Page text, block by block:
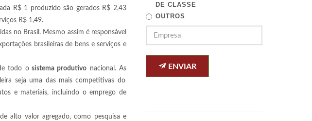
R$ 1 produzido são gerados R$ 2,43
R$ 1,49.
no Brasil. Mesmo assim é responsável
brasileiras de bens e serviços e
todo osistema produtivo nacional. As
seja uma das mais competitivas do
e materiais, incluindo o emprego de
alto valor agregado, como pesquisa e
DE CLASSE
OUTROS
ENVIAR